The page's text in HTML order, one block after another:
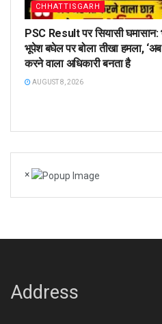
CHHATTISGARH
PSC Result पर सियासी
भूपेश बघेल पर बोला तीखा हमला, ‘अब
करने वाला अधिकारी बनता है
AUGUST 8, 2026
×
Address